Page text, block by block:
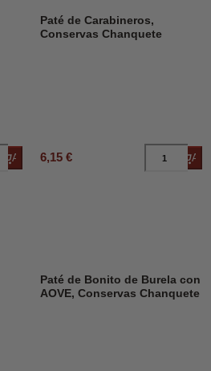
Añadir al carrito
Paté de Carabineros,
Conservas Chanquete
6,15 €
Paté de Bonito de Burela con
AOVE, Conservas Chanquete